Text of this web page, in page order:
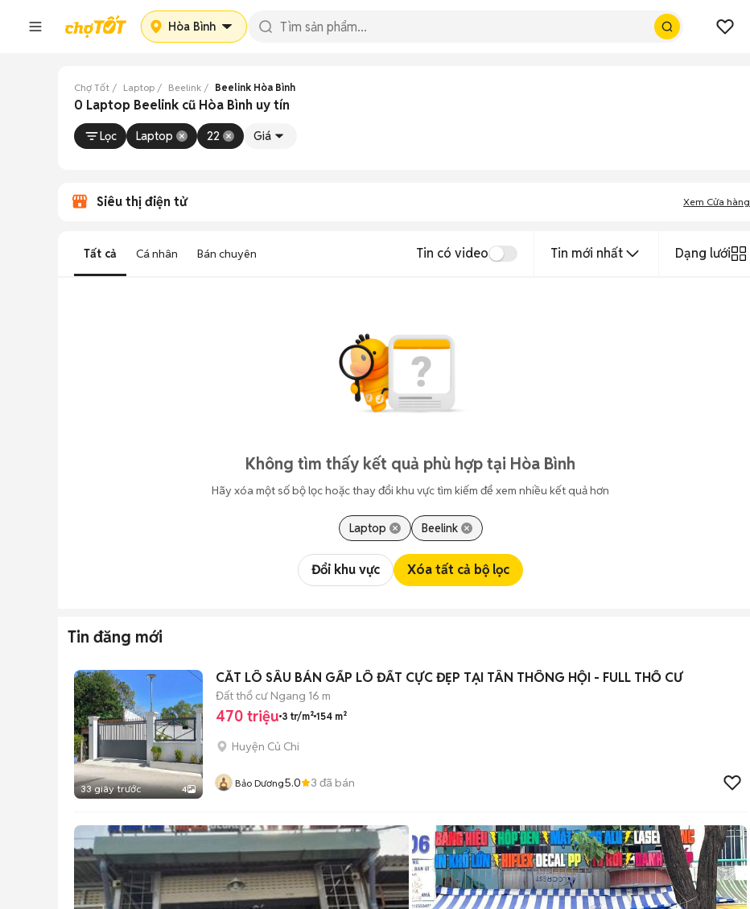
Hòa Bình
Chợ Tốt Laptop Beelink Beelink Hòa Bình
0 Laptop Beelink cũ Hòa Bình uy tín
Lọc Laptop 22 Giá
Siêu thị điện tử Xem Cửa hàng
Tất cả Cá nhân Bán chuyên Tin có video Tin mới nhất Dạng lưới
Không tìm thấy kết quả phù hợp tại Hòa Bình
Hãy xóa một số bộ lọc hoặc thay đổi khu vực tìm kiếm để xem nhiều kết quả hơn
Laptop Beelink
Đổi khu vực Xóa tất cả bộ lọc
Tin đăng mới
33 giây trước 4
CẮT LÔ SÂU BÁN GẤP LÔ ĐẤT CỰC ĐẸP TẠI TÂN THÔNG HỘI - FULL THỔ CƯ
Đất thổ cư Ngang 16 m
470 triệu 3 tr/m² 154 m²
Huyện Củ Chi
Bảo Dương5.0 3 đã bán